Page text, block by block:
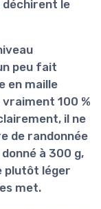
déchirent le
peu fait
en maille
vraiment 100 %
il ne
de randonnée
à 300 g,
plutôt léger
met.